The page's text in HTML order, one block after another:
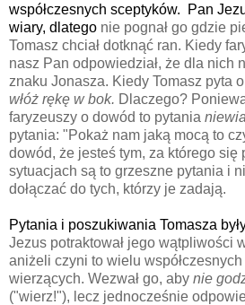
współczesnych sceptyków.
Pan
wiary, dlatego nie pognał go gdzie
Tomasz chciał dotknąć ran. Kiedy
nasz Pan odpowiedział, że dla nich
znaku Jonasza. Kiedy Tomasz pyta
włóż rękę w bok. Dlaczego?
faryzeuszy o dowód to pytania
pytania: "Pokaż nam jaką mocą to
dowód, że jesteś tym, za którego się
sytuacjach są to grzeszne pytania i
dołączać do tych, którzy je zadają.
Pytania i poszukiwania Tomasza
Jezus potraktował jego wątpliwości
aniżeli czyni to wielu
wierzących. Wezwał go, aby nie
("wierz!"), lecz jednocześnie